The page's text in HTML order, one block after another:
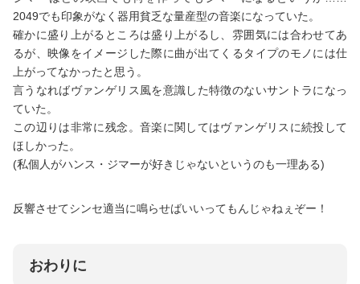
2049でも印象がなく器用貧乏な量産型の音楽になっていた。
確かに盛り上がるところは盛り上がるし、雰囲気には合わせてあ
るが、映像をイメージした際に曲が出てくるタイプのモノには仕
上がってなかったと思う。
言うなればヴァンゲリス風を意識した特徴のないサントラになっ
ていた。
この辺りは非常に残念。音楽に関してはヴァンゲリスに続投して
ほしかった。
(私個人がハンス・ジマーが好きじゃないというのも一理ある)
反響させてシンセ適当に鳴らせばいいってもんじゃねぇぞー！
おわりに